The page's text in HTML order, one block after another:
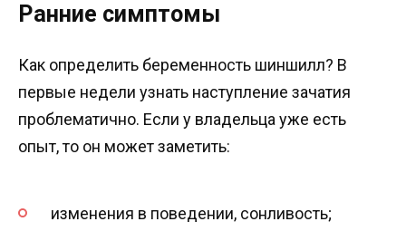
Ранние симптомы
Как определить беременность шиншилл? В
первые недели узнать наступление зачатия
проблематично. Если у владельца уже есть
опыт, то он может заметить:
изменения в поведении, сонливость;